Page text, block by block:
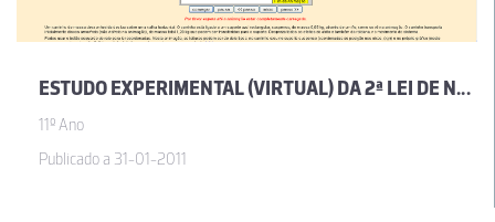
ESTUDO EXPERIMENTAL (VIRTUAL) DA 2ª LEI DE NEWTON
11º Ano
Publicado a 31-01-2011